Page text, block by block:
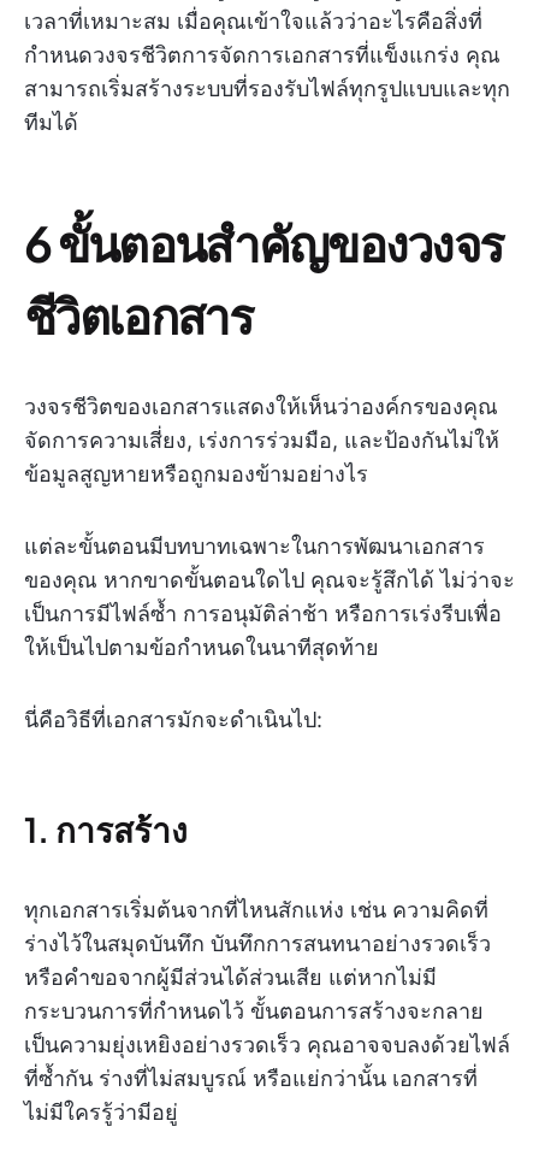
เวลาที่เหมาะสม เมื่อคุณเข้าใจแล้วว่าอะไรคือสิ่งที่
กำหนดวงจรชีวิตการจัดการเอกสารที่แข็งแกร่ง คุณ
สามารถเริ่มสร้างระบบที่รองรับไฟล์ทุกรูปแบบและทุก
ทีมได้
6 ขั้นตอนสำคัญของวงจร
ชีวิตเอกสาร
วงจรชีวิตของเอกสารแสดงให้เห็นว่าองค์กรของคุณ
จัดการความเสี่ยง, เร่งการร่วมมือ, และป้องกันไม่ให้
ข้อมูลสูญหายหรือถูกมองข้ามอย่างไร
แต่ละขั้นตอนมีบทบาทเฉพาะในการพัฒนาเอกสาร
ของคุณ หากขาดขั้นตอนใดไป คุณจะรู้สึกได้ ไม่ว่าจะ
เป็นการมีไฟล์ซ้ำ การอนุมัติล่าช้า หรือการเร่งรีบเพื่อ
ให้เป็นไปตามข้อกำหนดในนาทีสุดท้าย
นี่คือวิธีที่เอกสารมักจะดำเนินไป:
1. การสร้าง
ทุกเอกสารเริ่มต้นจากที่ไหนสักแห่ง เช่น ความคิดที่
ร่างไว้ในสมุดบันทึก บันทึกการสนทนาอย่างรวดเร็ว
หรือคำขอจากผู้มีส่วนได้ส่วนเสีย แต่หากไม่มี
กระบวนการที่กำหนดไว้ ขั้นตอนการสร้างจะกลาย
เป็นความยุ่งเหยิงอย่างรวดเร็ว คุณอาจจบลงด้วยไฟล์
ที่ซ้ำกัน ร่างที่ไม่สมบูรณ์ หรือแย่กว่านั้น เอกสารที่
ไม่มีใครรู้ว่ามีอยู่